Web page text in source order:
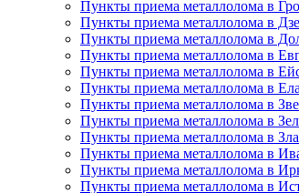
Пункты приема металлолома в
Пункты приема металлолома в
Пункты приема металлолома в
Пункты приема металлолома в
Пункты приема металлолома в
Пункты приема металлолома в
Пункты приема металлолома в
Пункты приема металлолома в
Пункты приема металлолома в
Пункты приема металлолома в
Пункты приема металлолома в
Пункты приема металлолома в